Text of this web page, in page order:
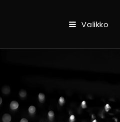
Valikko